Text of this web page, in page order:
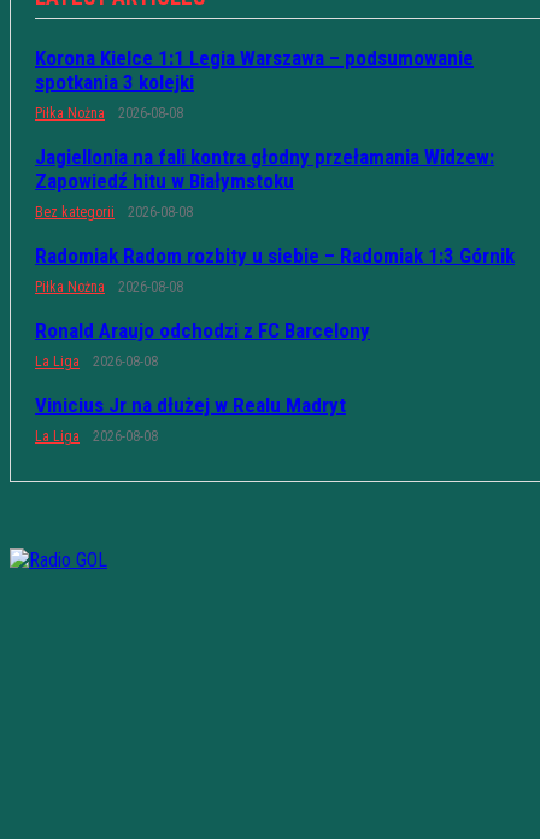
Korona Kielce 1:1 Legia Warszawa – podsumowanie
spotkania 3 kolejki
Piłka Nożna 2026-08-08
Jagiellonia na fali kontra głodny przełamania Widzew:
Zapowiedź hitu w Białymstoku
Bez kategorii 2026-08-08
Radomiak Radom rozbity u siebie – Radomiak 1:3 Górnik
Piłka Nożna 2026-08-08
Ronald Araujo odchodzi z FC Barcelony
La Liga 2026-08-08
Vinicius Jr na dłużej w Realu Madryt
La Liga 2026-08-08